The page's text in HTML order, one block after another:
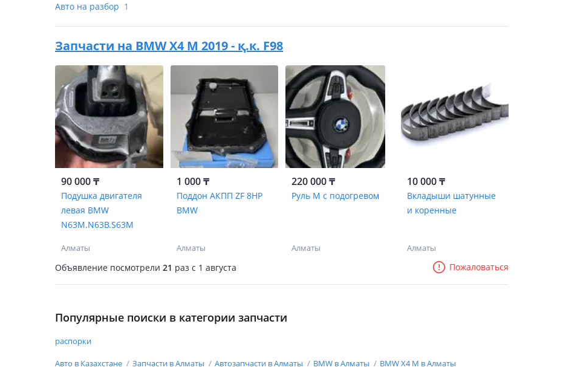
Авто на разбор 1
Запчасти на BMW X4 M 2019 - қ.к. F98
90 000 ₸
Подушка двигателя
левая BMW
N63M.N63B.S63M
Алматы
1 000 ₸
Поддон АКПП ZF 8HP
BMW
Алматы
220 000 ₸
Руль M с подогревом
Алматы
10 000 ₸
Вкладыши шатунные
и коренные
Алматы
Объявление посмотрели 21 раз c 1 августа Пожаловаться
Популярные поиски в категории запчасти
распорки
Авто в Казахстане Запчасти в Алматы Автозапчасти в Алматы BMW в Алматы BMW X4 M в Алматы